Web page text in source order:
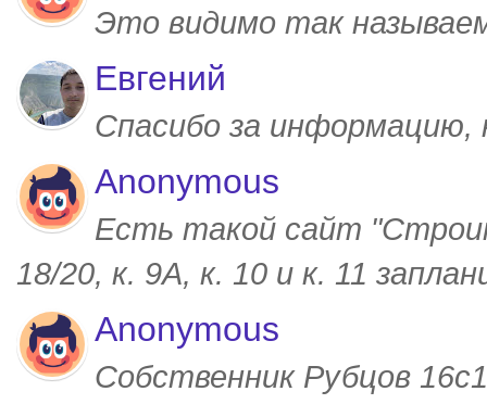
Это видимо так
Евгений
Спасибо за
Anonymous
Есть такой сайт
18/20, к. 9А, к. 10 и к. 11
Anonymous
Собственник Рубцов